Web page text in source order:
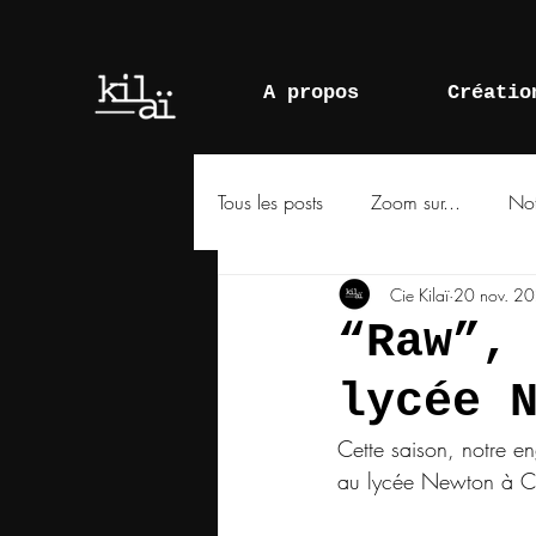
A propos
Tous les posts Zoom sur...
lycée
Cie Kilaï 20 nov.
Cette saison, notre
au lycée Newton à